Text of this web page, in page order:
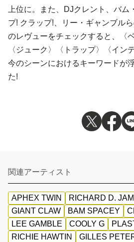
上位に。また、 DJクレント バム
プ! クラップ!
リー・ギャンブル
のレヴューをチェックすると、〈
〈 ジューク 〉〈 トラップ〉〈イン
今のシーンにおけるキーワードが
た!
関連アーティスト
APHEX TWIN RICHARD D.
GIANT CLAW
BAM SPACEY
LEE GAMBLE
COOLY G
RICHIE HAWTIN
GILLES